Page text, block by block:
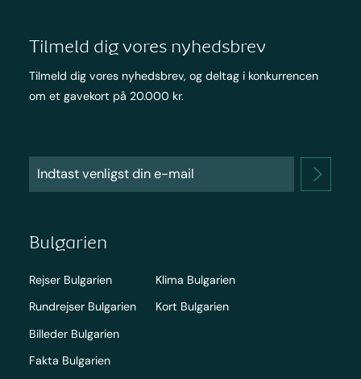
Tilmeld dig vores nyhedsbrev
Tilmeld dig vores nyhedsbrev, og deltag i konkurrencen
om et gavekort på 20.000 kr.
Bulgarien
Rejser Bulgarien
Rundrejser Bulgarien
Billeder Bulgarien
Fakta Bulgarien
Klima Bulgarien
Kort Bulgarien